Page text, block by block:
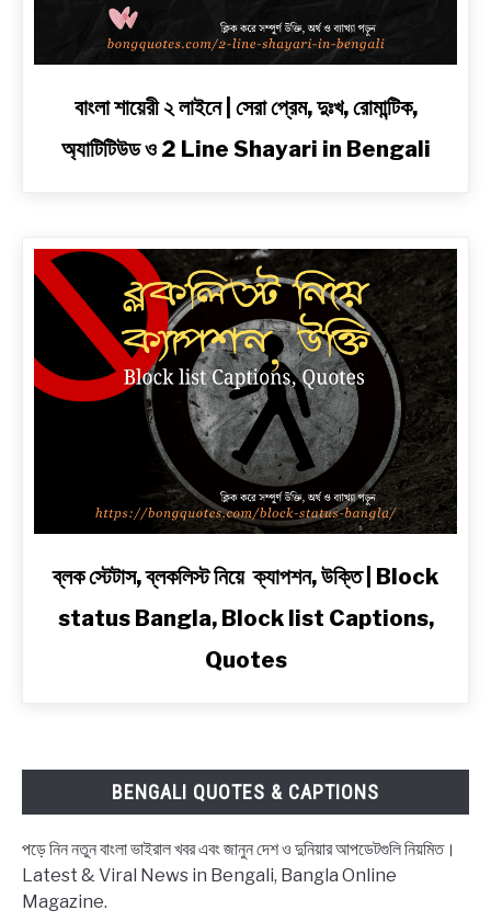
|
সেরা
প্রেম,
রোমান্টিক,
অ্যাটিটিউড
বাংলা শায়েরী ২ লাইনে | সেরা প্রেম, দুঃখ, রোমান্টিক,
অ্যাটিটিউড ও 2 Line Shayari in Bengali
link
Bangla,
Block
list
ব্লক স্টেটাস, ব্লকলিস্ট নিয়ে ক্যাপশন, উক্তি | Block
status Bangla, Block list Captions,
Quotes
BENGALI QUOTES & CAPTIONS
পড়ে নিন নতুন বাংলা ভাইরাল খবর এবং জানুন দেশ ও দুনিয়ার আপডেটগুলি নিয়মিত।
Latest & Viral News in Bengali, Bangla Online
Magazine.